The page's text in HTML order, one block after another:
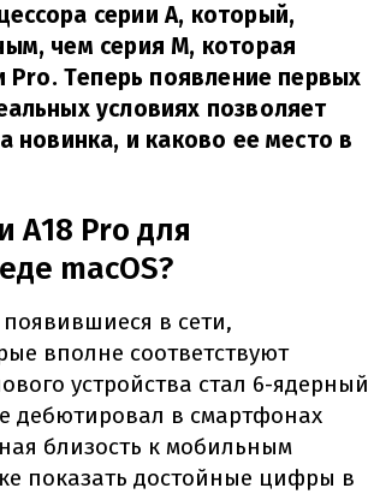
серии A, который,
чем серия M, которая
Pro. Теперь появление первых
условиях позволяет
новинка, и каково ее место в
A18 Pro для
macOS?
в сети,
вполне соответствуют
устройства стал 6-ядерный
дебютировал в смартфонах
близость к мобильным
показать достойные цифры в